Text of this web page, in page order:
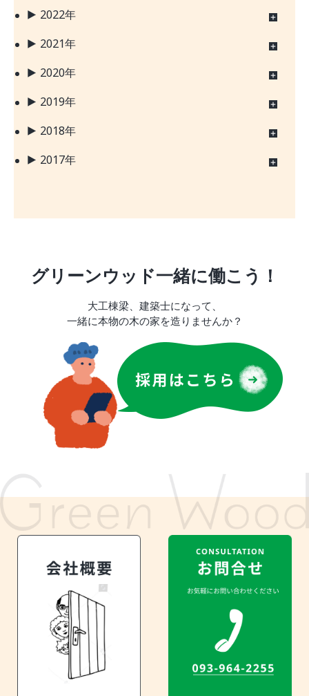
2022年
2021年
2020年
2019年
2018年
2017年
グリーンウッド一緒に働こう！
大工棟梁、建築士になって、
一緒に本物の木の家を造りませんか？